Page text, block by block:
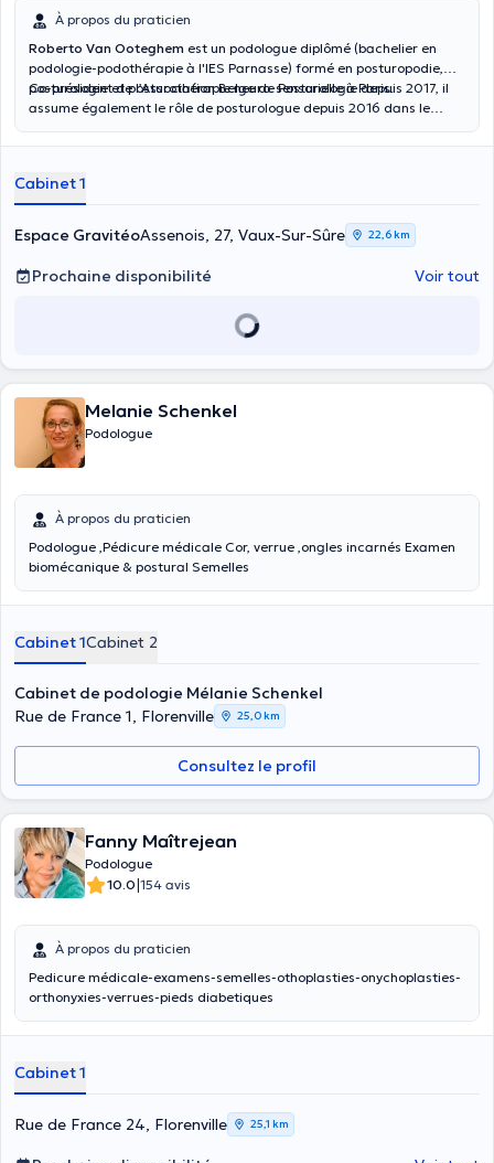
À propos du praticien
Roberto Van Ooteghem est un podologue diplômé (bachelier en
podologie-podothérapie à l'IES Parnasse) formé en posturopodie,
posturologie et posturothérapie neuro-sensorielle à Paris.
Co-président de l’Association Belge de Posturologie depuis 2017, il
assume également le rôle de posturologue depuis 2016 dans le
consultations à deux adresses situées à Jemeppe-sur-Meuse et à
Cabinet 1
Espace GravitéoAssenois, 27, Vaux-Sur-Sûre 22,6 km
Prochaine disponibilité Voir tout
Melanie Schenkel
Podologue
À propos du praticien
Podologue ,Pédicure médicale Cor, verrue ,ongles incarnés Examen
biomécanique & postural Semelles
Cabinet 1Cabinet 2
Cabinet de podologie Mélanie Schenkel
Rue de France 1, Florenville
25,0 km
Consultez le profil
Fanny Maîtrejean
Podologue
10.0|154 avis
À propos du praticien
Pedicure médicale-examens-semelles-othoplasties-onychoplasties-
orthonyxies-verrues-pieds diabetiques
Cabinet 1
Rue de France 24, Florenville 25,1 km